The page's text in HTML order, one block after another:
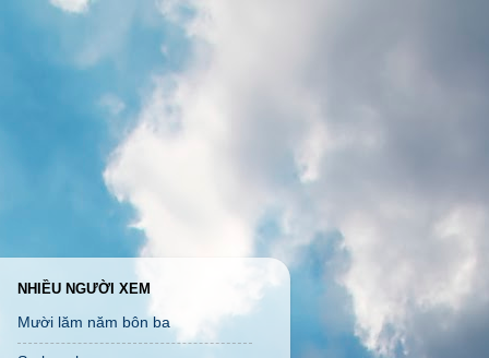
NHIỀU NGƯỜI XEM
Mười lăm năm bôn ba